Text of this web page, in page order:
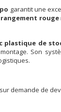
garantit une
rangement rouge
plastique de
Son
demande de